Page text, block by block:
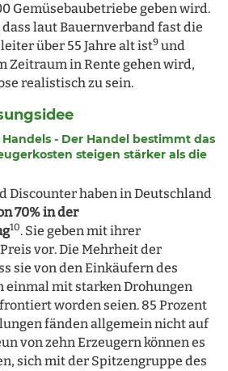
Gemüsebaubetriebe geben wird.
laut Bauernverband fast die
über 55 Jahre alt ist9 und
Zeitraum in Rente gehen wird,
realistisch zu sein.
- Der Handel bestimmt das
steigen stärker als die
Discounter haben in Deutschland
70% in der
10. Sie geben mit ihrer
vor. Die Mehrheit der
sie von den Einkäufern des
einmal mit starken Drohungen
worden seien. 85 Prozent
fänden allgemein nicht auf
von zehn Erzeugern können es
sich mit der Spitzengruppe des